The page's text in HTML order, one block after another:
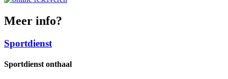
Meer info?
Sportdienst
Sportdienst onthaal